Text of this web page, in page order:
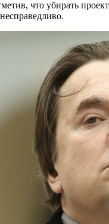
что убирать